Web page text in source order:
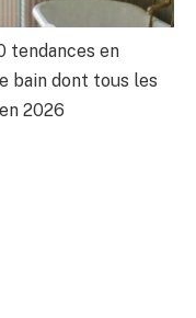
tendances en
bain dont tous les
2026